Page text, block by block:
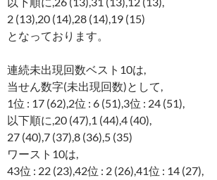
2 (13),20 (14),28 (14),19 (15)
となっております。
連続未出現回数ベスト10は,
当せん数字(未出現回数)として,
1位 : 17 (62),2位 : 6 (51),3位 : 24 (51),
以下順に,20 (47),1 (44),4 (40),
27 (40),7 (37),8 (36),5 (35)
ワースト10は,
43位 : 22 (23),42位 : 2 (26),41位 : 14 (27),